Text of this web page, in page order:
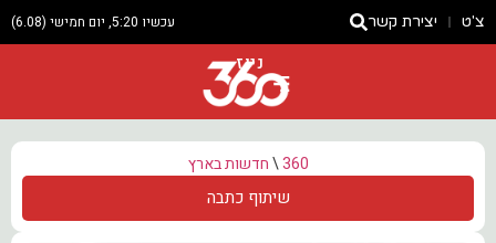
צ'ט יצירת קשר עכשיו 5:20, יום חמישי (6.08)
ניוז
360
\חדשות בארץ
שיתוף כתבה